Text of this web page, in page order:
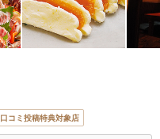
口コミ投稿特典対象店